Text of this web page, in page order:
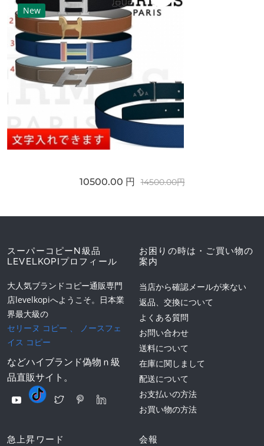
New
10500.00 円 14500.00円
スーパーコピーN級品
LEVELKOPIプロフィール
大人気ブランドコピー通販専門
店levelkopiへようこそ。日本業
界最大級の
セリーヌ コピー 、
ノースフェ
イス コピー
などハイブランド偽物ｎ級
品直販サイト。
お困りの時は・ご買い物の
案内
当店から確認メールが来ない
返品、交換について
よくある質問
お問い合わせ
送料について
在庫に関しまして
配送について
お支払いの方法
お買い物の方法
急上昇ワード 会報